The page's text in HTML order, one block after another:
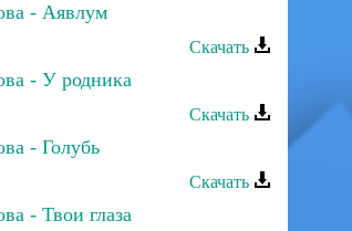
- Аявлум
Скачать
- У родника
Скачать
- Голубь
Скачать
- Твои глаза